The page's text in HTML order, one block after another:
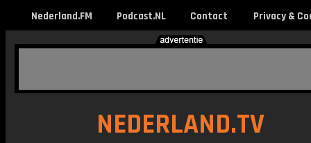
Nederland.FM Podcast.NL Contact Privacy &
NEDERLAND.TV